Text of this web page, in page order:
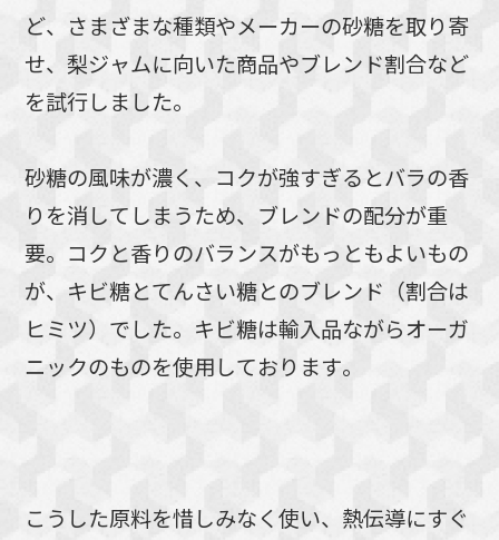
ど、さまざまな種類やメーカーの砂糖を取り寄
せ、梨ジャムに向いた商品やブレンド割合など
を試行しました。
砂糖の風味が濃く、コクが強すぎるとバラの香
りを消してしまうため、ブレンドの配分が重
要。コクと香りのバランスがもっともよいもの
が、キビ糖とてんさい糖とのブレンド（割合は
ヒミツ）でした。キビ糖は輸入品ながらオーガ
ニックのものを使用しております。
こうした原料を惜しみなく使い、熱伝導にすぐ